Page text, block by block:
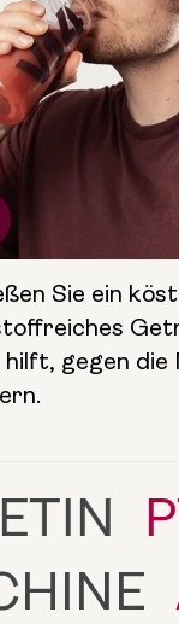
Sie ein
hilft, gegen die